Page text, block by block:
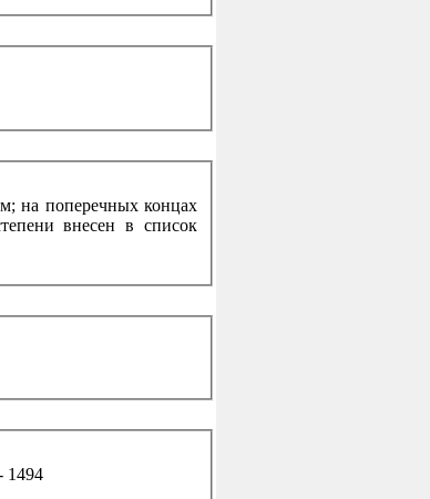
на поперечных концах
внесен в список
1494